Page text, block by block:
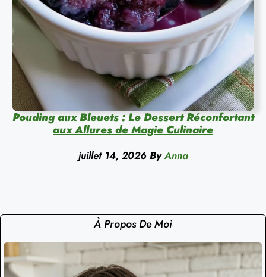
Pouding aux Bleuets : Le Dessert Réconfortant
aux Allures de Magie Culinaire
juillet 14, 2026 By Anna
À Propos De Moi